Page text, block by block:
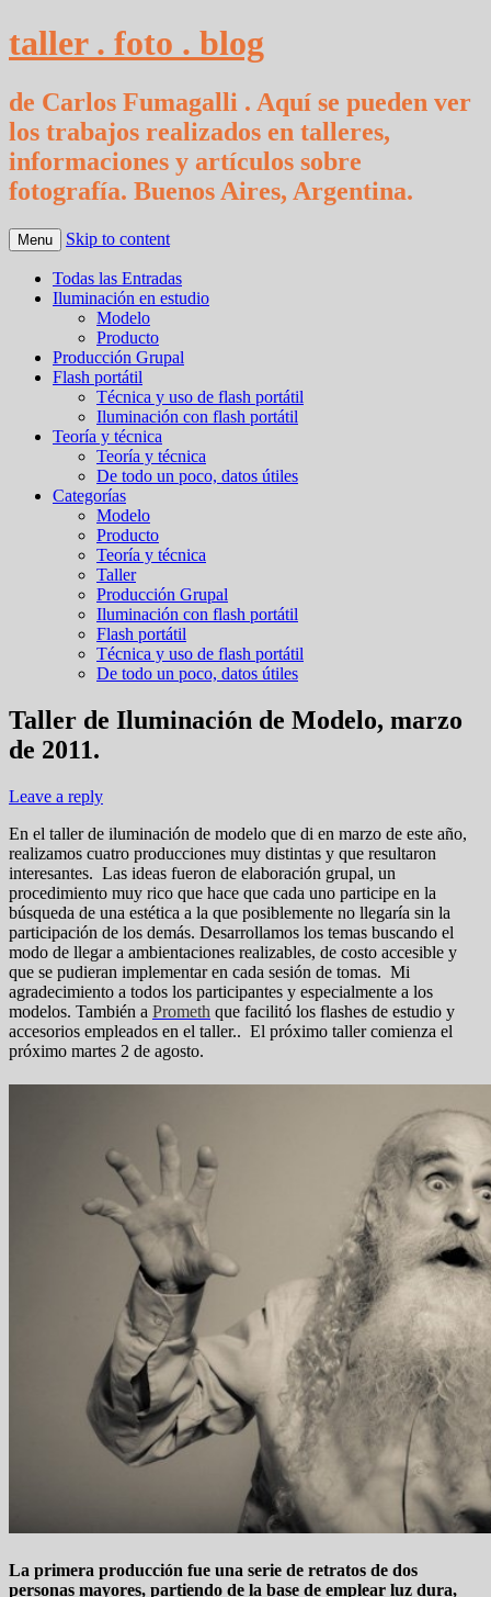
taller . foto . blog
de Carlos Fumagalli . Aquí se pueden ver
los trabajos realizados en talleres,
informaciones y artículos sobre
fotografía. Buenos Aires, Argentina.
Menu Skip to content
Todas las Entradas
Iluminación en estudio
Modelo
Producto
Producción Grupal
Flash portátil
Técnica y uso de flash portátil
Iluminación con flash portátil
Teoría y técnica
Teoría y técnica
De todo un poco, datos útiles
Categorías
Modelo
Producto
Teoría y técnica
Taller
Producción Grupal
Iluminación con flash portátil
Flash portátil
Técnica y uso de flash portátil
De todo un poco, datos útiles
Taller de Iluminación de Modelo, marzo
de 2011.
Leave a reply
En el taller de iluminación de modelo que di en marzo de este año,
realizamos cuatro producciones muy distintas y que resultaron
interesantes. Las ideas fueron de elaboración grupal, un
procedimiento muy rico que hace que cada uno participe en la
búsqueda de una estética a la que posiblemente no llegaría sin la
participación de los demás. Desarrollamos los temas buscando el
modo de llegar a ambientaciones realizables, de costo accesible y
que se pudieran implementar en cada sesión de tomas. Mi
agradecimiento a todos los participantes y especialmente a los
modelos. También a Prometh que facilitó los flashes de estudio y
accesorios empleados en el taller.. El próximo taller comienza el
próximo martes 2 de agosto.
La primera producción fue una serie de retratos de dos
personas mayores, partiendo de la base de emplear luz dura,